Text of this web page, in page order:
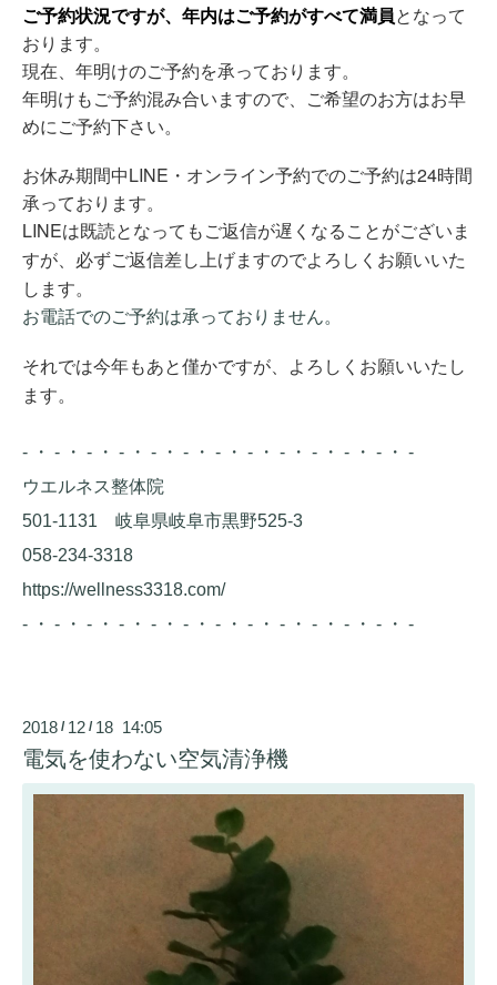
ご予約状況ですが、年内はご予約がすべて満員となって
おります。
現在、年明けのご予約を承っております。
年明けもご予約混み合いますので、ご希望のお方はお早
めにご予約下さい。
お休み期間中LINE・オンライン予約でのご予約は24時間
承っております。
LINEは既読となってもご返信が遅くなることがございま
すが、必ずご返信差し上げますのでよろしくお願いいた
します。
お電話でのご予約は承っておりません。
それでは今年もあと僅かですが、よろしくお願いいたし
ます。
- ・ - ・ - ・ - ・ - ・ - ・ - ・ - ・ - ・ - ・ - ・ - ・ -
ウエルネス整体院
501-1131 岐阜県岐阜市黒野525-3
058-234-3318
https://wellness3318.com/
- ・ - ・ - ・ - ・ - ・ - ・ - ・ - ・ - ・ - ・ - ・ - ・ -
2018 / 12 / 18 14:05
電気を使わない空気清浄機